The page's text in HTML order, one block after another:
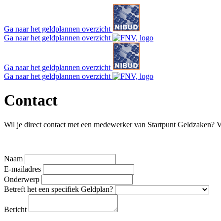
Ga naar het geldplannen overzicht
Ga naar het geldplannen overzicht
Ga naar het geldplannen overzicht
Ga naar het geldplannen overzicht
Contact
Wil je direct contact met een medewerker van Startpunt Geldzaken?
Naam
E-mailadres
Onderwerp
Betreft het een specifiek Geldplan?
Bericht